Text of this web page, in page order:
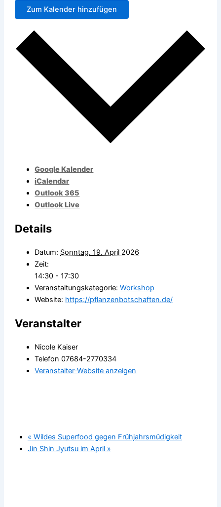
Zum Kalender hinzufügen
Google Kalender
iCalendar
Outlook 365
Outlook Live
Details
Datum: Sonntag. 19. April 2026
Zeit:
14:30 - 17:30
Veranstaltungskategorie: Workshop
Website: https://pflanzenbotschaften.de/
Veranstalter
Nicole Kaiser
Telefon07684-2770334
Veranstalter-Website anzeigen
« Wildes Superfood gegen Frühjahrsmüdigkeit
Jin Shin Jyutsu im April »